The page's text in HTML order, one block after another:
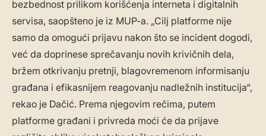
bezbednost prilikom korišćenja interneta i digitalnih
servisa, saopšteno je iz MUP-a. „Cilj platforme nije
samo da omogući prijavu nakon što se incident dogodi,
već da doprinese sprečavanju novih krivičnih dela,
bržem otkrivanju pretnji, blagovremenom informisanju
građana i efikasnijem reagovanju nadležnih institucija“,
rekao je Dačić. Prema njegovim rečima, putem
platforme građani i privreda moći će da prijave